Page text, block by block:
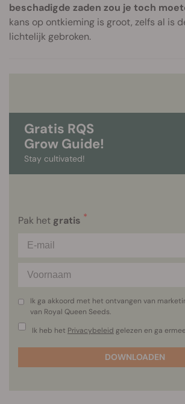
beschadigde zaden zou je toch
kans op ontkieming is groot, zelfs al is
lichtelijk gebroken.
Gratis RQS
Grow Guide!
Stay cultivated!
Pak het gratis *
Ik ga akkoord met het ontvangen van
van Royal Queen Seeds.
Ik heb het Privacybeleid gelezen en ga
DOWNLOADEN